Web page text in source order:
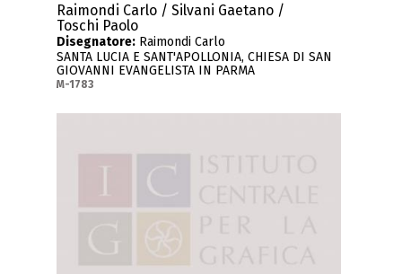
Raimondi Carlo / Silvani Gaetano /
Toschi Paolo
Disegnatore: Raimondi Carlo
SANTA LUCIA E SANT'APOLLONIA, CHIESA DI SAN
GIOVANNI EVANGELISTA IN PARMA
M-1783